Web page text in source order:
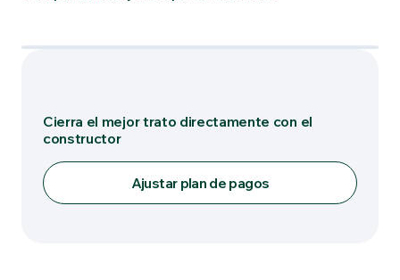
Cierra el mejor trato directamente con el
constructor
Ajustar plan de pagos